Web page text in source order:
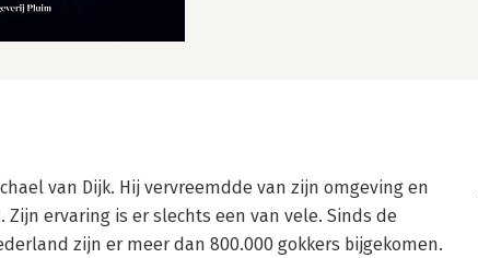
van Dijk. Hij vervreemdde van zijn omgeving en
ervaring is er slechts een van vele. Sinds de
zijn er meer dan 800.000 gokkers bijgekomen.